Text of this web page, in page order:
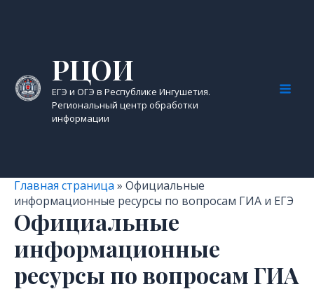
РЦОИ
ЕГЭ и ОГЭ в Республике Ингушетия.
Региональный центр обработки
информации
Главная страница » Официальные
информационные ресурсы по вопросам ГИА и ЕГЭ
Официальные
информационные
ресурсы по вопросам ГИА